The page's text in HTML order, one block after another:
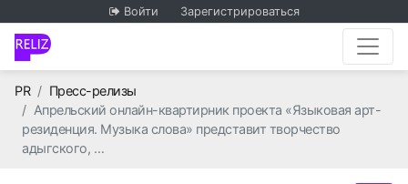
Войти Зарегистрироваться
PRГлавная
Пресс-релизы
Апрельский онлайн-квартирник проекта «Языковая арт-
резиденция. Музыка слова» представит творчество
адыгского, …